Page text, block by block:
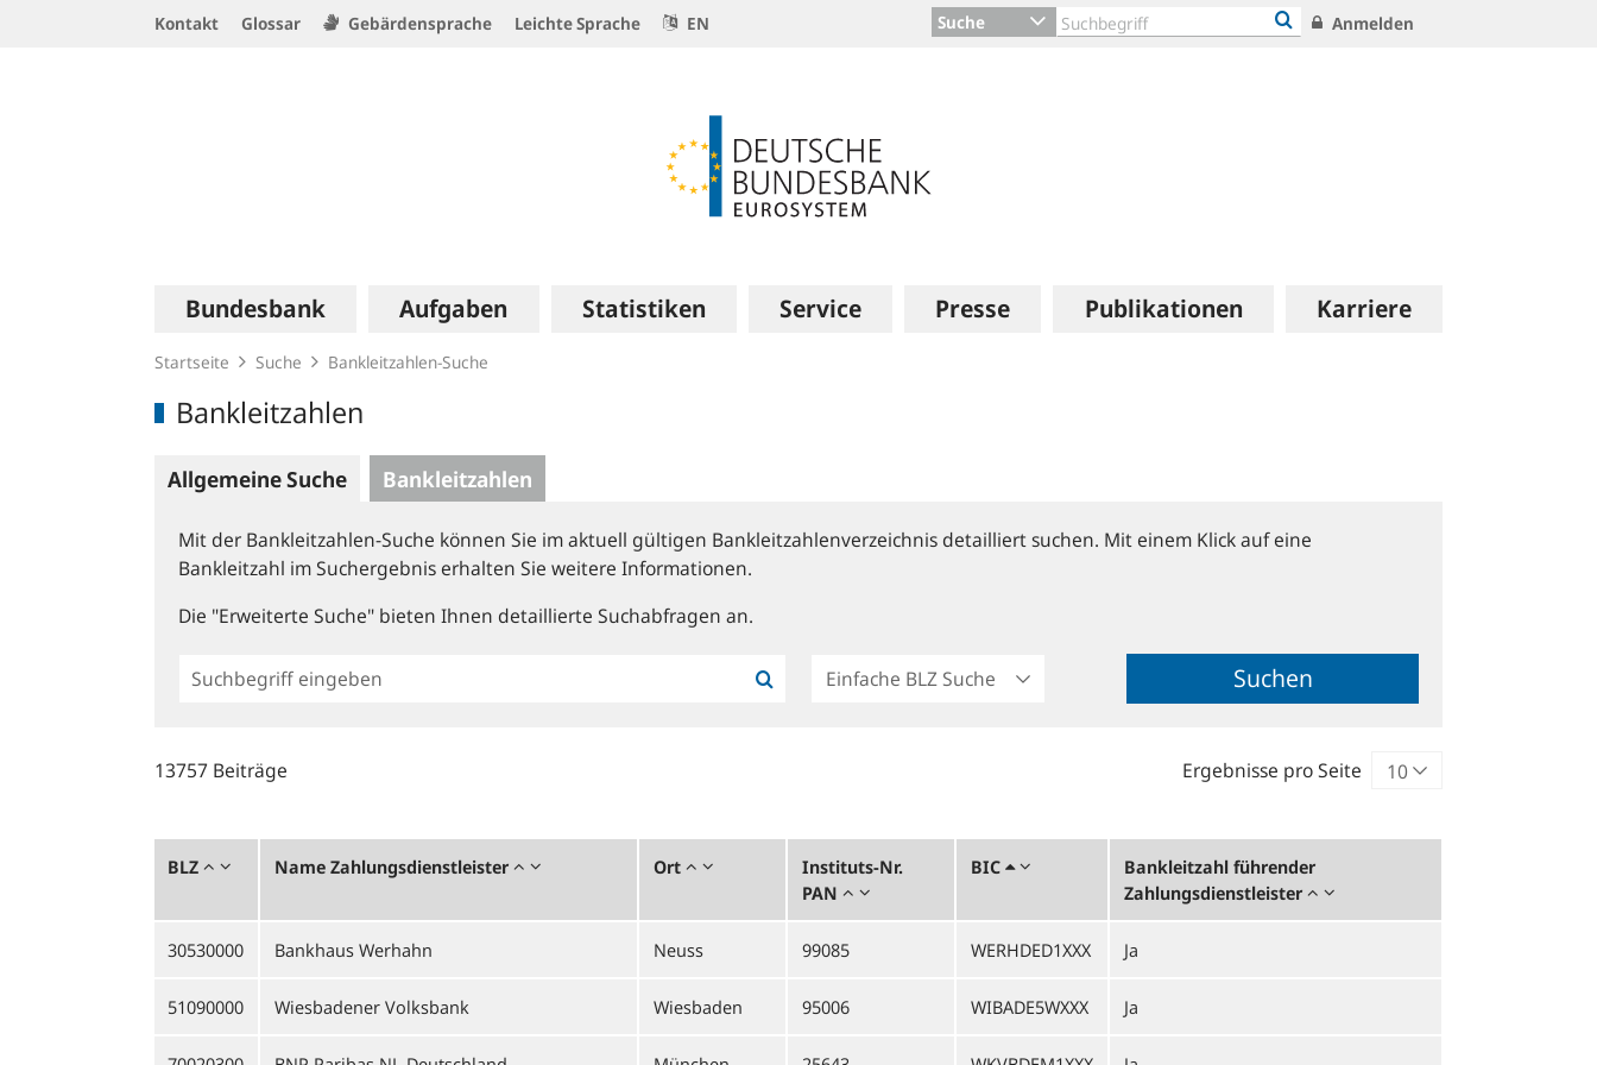
Kontakt Glossar Gebärdensprache Leichte Sprache EN Suche Anmelden
Hauptnavigation
Bundesbank Aufgaben Statistiken Service Presse Publikationen Karriere
Startseite Suche Bankleitzahlen-Suche
Bankleitzahlen
Allgemeine Suche Bankleitzahlen
Mit der Bankleitzahlen-Suche können Sie im aktuell gültigen Bankleitzahlenverzeichnis detailliert suchen. Mit einem Klick auf eine
Bankleitzahl im Suchergebnis erhalten Sie weitere Informationen.
Die "Erweiterte Suche" bieten Ihnen detaillierte Suchabfragen an.
Einfache
Suche
Suchen
13757 Beiträge Ergebnisse pro Seite
BLZ Name Zahlungsdienstleister Ort
Instituts-Nr.
PAN
BIC
Bankleitzahl führender
Zahlungsdienstleister
30530000 Bankhaus Werhahn Neuss 99085 WERHDED1XXX Ja
51090000 Wiesbadener Volksbank Wiesbaden 95006 WIBADE5WXXX Ja